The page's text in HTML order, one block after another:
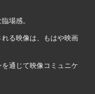
場感。
る映像は、もはや映画
通じて映像コミュニケ